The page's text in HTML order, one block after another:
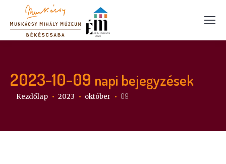
2023-10-09 napi bejegyzések
Itt vagy:
Kezdőlap 2023 október 09